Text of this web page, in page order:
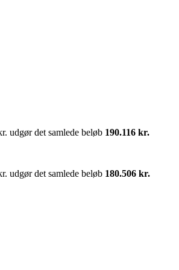
udgør det samlede beløb 190.116 kr.
udgør det samlede beløb 180.506 kr.